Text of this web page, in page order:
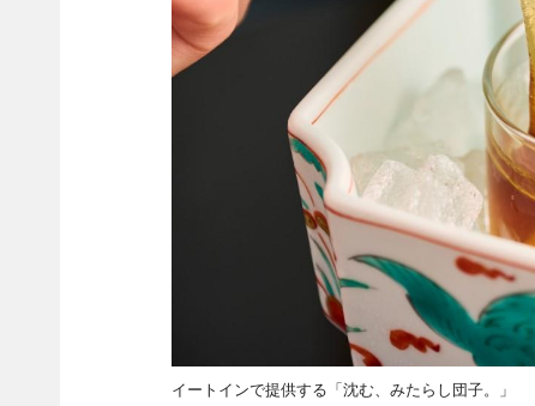
イートインで提供する「沈む、みたらし団子。」